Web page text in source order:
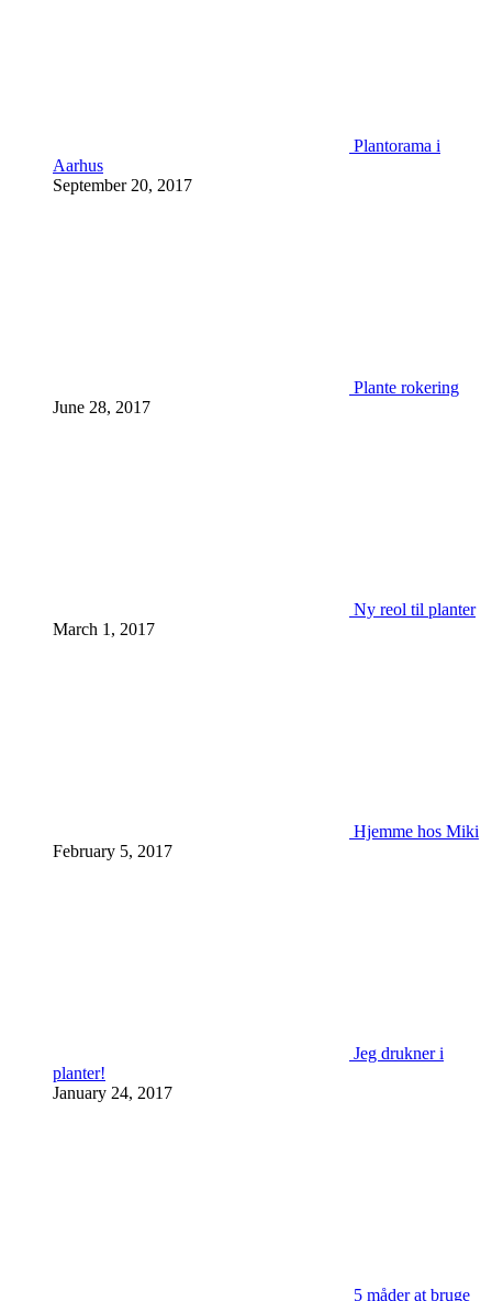
Plantorama i
Aarhus
September 20, 2017
Plante rokering
June 28, 2017
Ny reol til planter
March 1, 2017
Hjemme hos Miki
February 5, 2017
Jeg drukner i
planter!
January 24, 2017
5 måder at bruge